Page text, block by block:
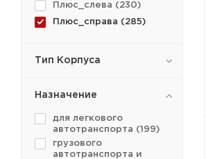
Плюс_слева (230)
Плюс_справа (285)
Тип Корпуса
Назначение
для легкового
автотранспорта (199)
грузового
автотранспорта и